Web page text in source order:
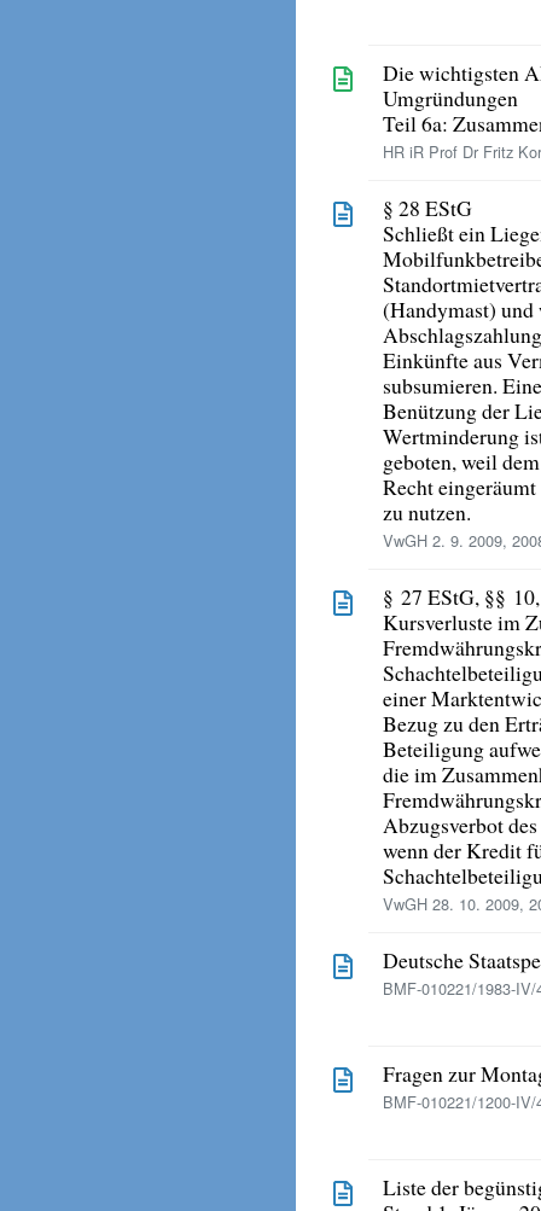
Die wichtigsten
Umgründungen
Teil 6a:
HR iR Prof Dr Fritz
§ 28 EStG
Schließt ein
(Handymast)
Einkünfte aus
subsumieren.
Benützung der
Wertminderung
geboten, weil
Recht
zu nutzen.
VwGH 2. 9. 2009,
§ 27 EStG, §§
Kursverluste im
einer
Bezug zu den
Beteiligung
die im
Abzugsverbot
wenn der Kredit
VwGH 28. 10. 2009,
Deutsche
BMF-010221/1983-
Fragen zur
BMF-010221/1200-
Liste der